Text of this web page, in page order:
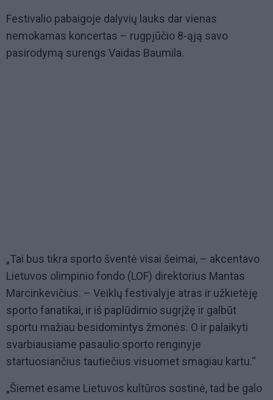
Festivalio pabaigoje dalyvių lauks dar vienas
nemokamas koncertas – rugpjūčio 8-ąją savo
pasirodymą surengs Vaidas Baumila.
„Tai bus tikra sporto šventė visai šeimai, – akcentavo
Lietuvos olimpinio fondo (LOF) direktorius Mantas
Marcinkevičius. – Veiklų festivalyje atras ir užkietėję
sporto fanatikai, ir iš paplūdimio sugrįžę ir galbūt
sportu mažiau besidomintys žmonės. O ir palaikyti
svarbiausiame pasaulio sporto renginyje
startuosiančius tautiečius visuomet smagiau kartu.“
„Šiemet esame Lietuvos kultūros sostinė, tad be galo